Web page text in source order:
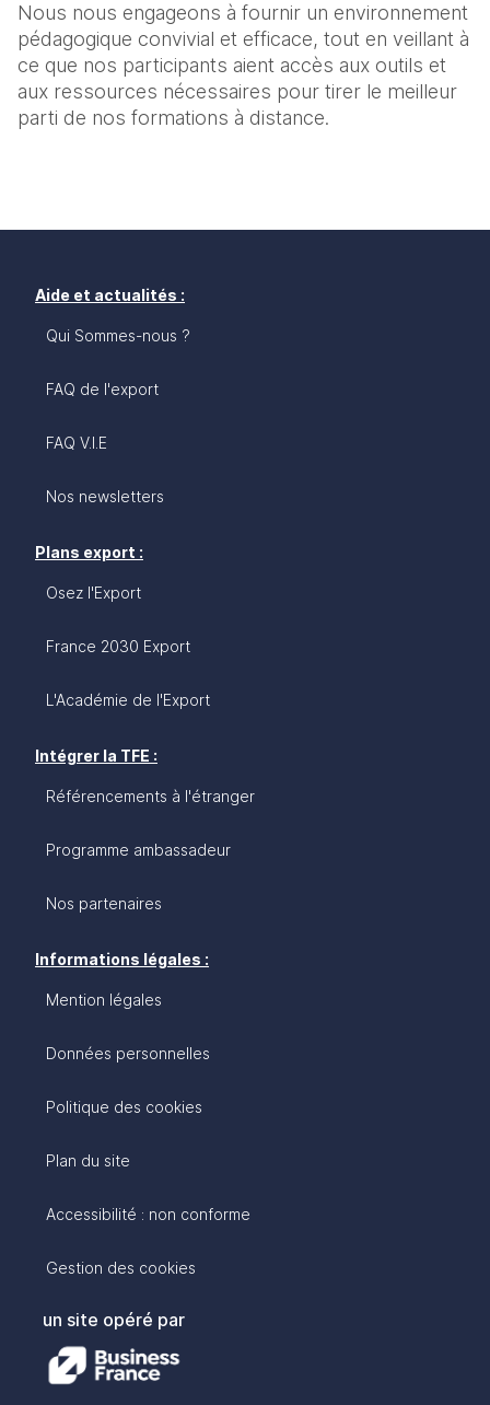
Nous nous engageons à fournir un environnement
pédagogique convivial et efficace, tout en veillant à
ce que nos participants aient accès aux outils et
aux ressources nécessaires pour tirer le meilleur
parti de nos formations à distance.
Aide et actualités :
Qui Sommes-nous ?
FAQ de l'export
FAQ V.I.E
Nos newsletters
Plans export :
Osez l'Export
France 2030 Export
L'Académie de l'Export
Intégrer la TFE :
Référencements à l'étranger
Programme ambassadeur
Nos partenaires
Informations légales :
Mention légales
Données personnelles
Politique des cookies
Plan du site
Accessibilité : non conforme
Gestion des cookies
un site opéré par